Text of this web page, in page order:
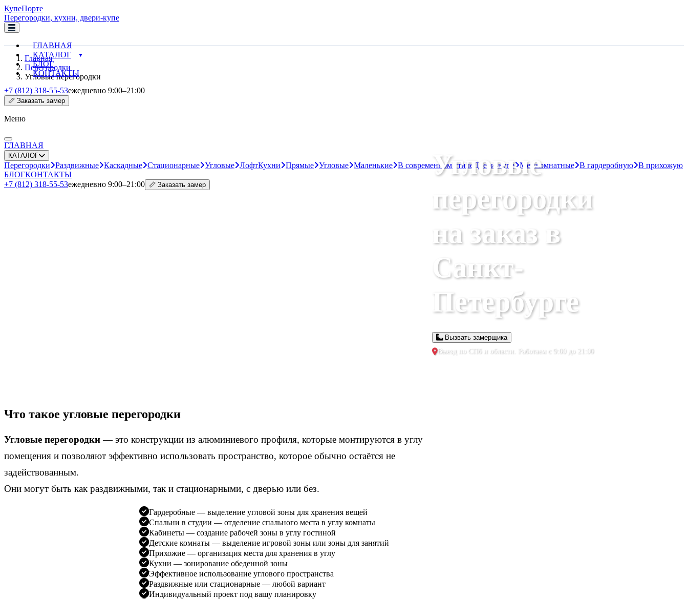
КупеПорте
Перегородки, кухни, двери-купе
ГЛАВНАЯ
КАТАЛОГ
БЛОГ
КОНТАКТЫ
+7 (812) 318-55-53ежедневно 9:00–21:00
📏 Заказать замер
Меню
ГЛАВНАЯ
КАТАЛОГ
Перегородки Раздвижные Каскадные Стационарные Угловые ЛофтКухни Прямые Угловые Маленькие В современном стиле Двери-купе Межкомнатные В гардеробную В прихожую
БЛОГКОНТАКТЫ
+7 (812) 318-55-53ежедневно 9:00–21:00 📏 Заказать замер
Главная
Перегородки
Угловые перегородки
Угловые
перегородки
на заказ в
Санкт-
Петербурге
Вызвать замерщика
Выезд по СПб и области. Работаем с 9:00 до 21:00
Что такое угловые перегородки
Угловые перегородки— это конструкции из алюминиевого профиля, которые монтируются в углу
помещения и позволяют эффективно использовать пространство, которое обычно остаётся не
задействованным.
Они могут быть как раздвижными, так и стационарными, с дверью или без.
Гардеробные — выделение угловой зоны для хранения вещей
Спальни в студии — отделение спального места в углу комнаты
Кабинеты — создание рабочей зоны в углу гостиной
Детские комнаты — выделение игровой зоны или зоны для занятий
Прихожие — организация места для хранения в углу
Кухни — зонирование обеденной зоны
Эффективное использование углового пространства
Раздвижные или стационарные — любой вариант
Индивидуальный проект под вашу планировку